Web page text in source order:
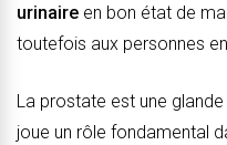
urinaire en bon état de
toutefois aux personnes
La prostate est une
joue un rôle fondamental